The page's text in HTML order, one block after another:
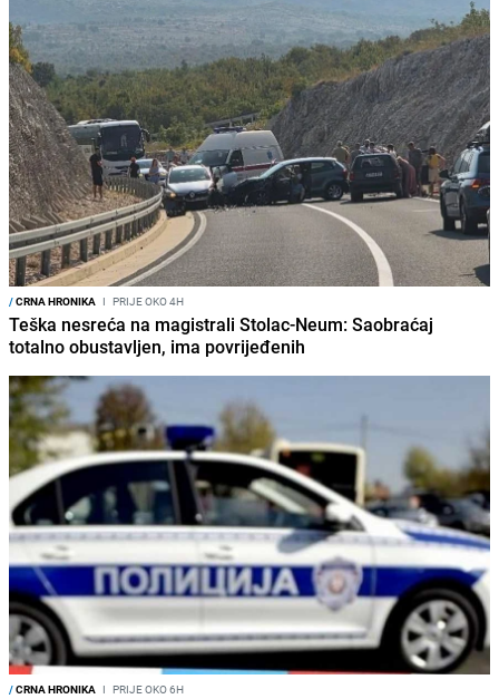
/CRNA HRONIKA I PRIJE OKO 4H
Teška nesreća na magistrali Stolac-Neum: Saobraćaj
totalno obustavljen, ima povrijeđenih
/CRNA HRONIKA I PRIJE OKO 6H